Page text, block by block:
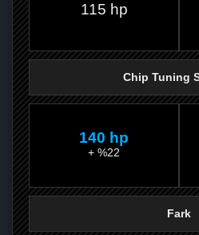
115 hp
Chip Tuning
140 hp
+ %22
Fark